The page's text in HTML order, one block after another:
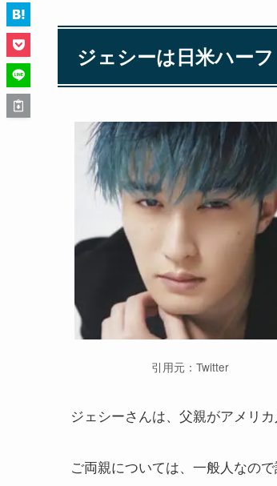
ジェシーは日米ハーフ
引用元：Twitter
ジェシーさんは、父親がアメリ
ご両親については、一般人なの